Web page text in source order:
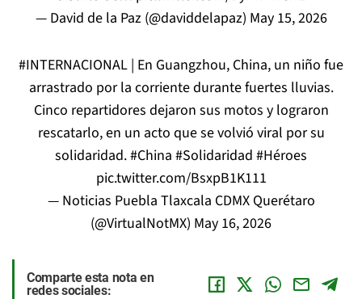
— David de la Paz (@daviddelapaz) May 15, 2026
#INTERNACIONAL | En Guangzhou, China, un niño fue
arrastrado por la corriente durante fuertes lluvias.
Cinco repartidores dejaron sus motos y lograron
rescatarlo, en un acto que se volvió viral por su
solidaridad.#China #Solidaridad #Héroes
pic.twitter.com/BsxpB1K111
— Noticias Puebla Tlaxcala CDMX Querétaro
(@VirtualNotMX) May 16, 2026
Comparte esta nota en
redes sociales: